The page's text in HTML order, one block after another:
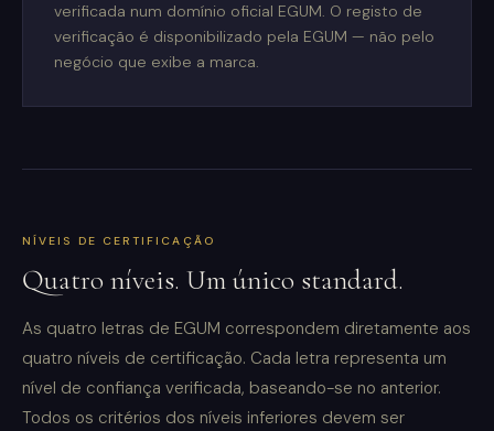
verificada num domínio oficial EGUM. O registo de
verificação é disponibilizado pela EGUM — não pelo
negócio que exibe a marca.
NÍVEIS DE CERTIFICAÇÃO
Quatro níveis. Um único standard.
As quatro letras de EGUM correspondem diretamente aos
quatro níveis de certificação. Cada letra representa um
nível de confiança verificada, baseando-se no anterior.
Todos os critérios dos níveis inferiores devem ser